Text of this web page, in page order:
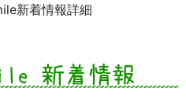
新着情報詳細